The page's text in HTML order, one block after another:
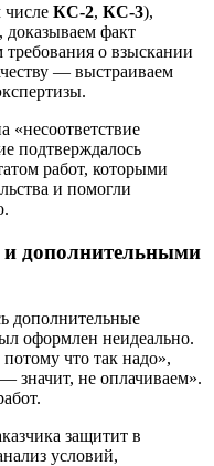
КС-2, КС-3),
факт
о взыскании
— выстраиваем
«несоответствие
подтверждалось
работ, которыми
и помогли
и дополнительными
дополнительные
оформлен неидеально.
что так надо»,
— значит, не оплачиваем».